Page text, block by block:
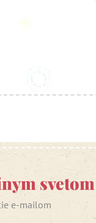
svetom
e-mailom